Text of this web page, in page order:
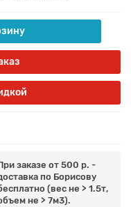
заказе от 500 р. -
по Борисову
(вес не > 1.5т,
не > 7м3).